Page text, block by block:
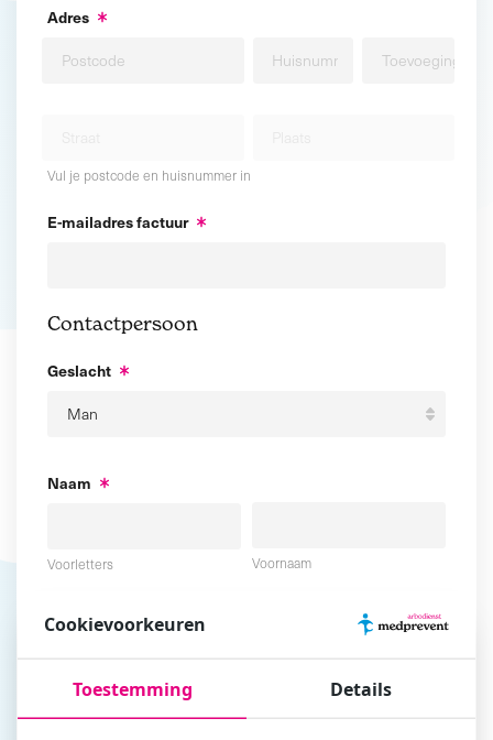
Adres
Vul je postcode en huisnummer in
E-mailadres factuur
Contactpersoon
Geslacht
Naam
Voorletters Voornaam
Tussenvoegsel Achternaam
E-mailadres
Cookievoorkeuren
Toestemming Details